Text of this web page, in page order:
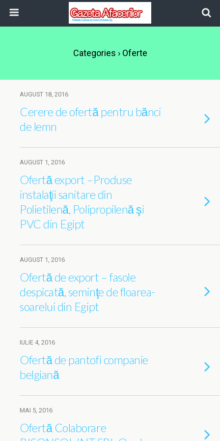
Categories ›Oferte
AUGUST 18, 2016
Cerere de ofertă pentru bănci
de lemn
AUGUST 1, 2016
Ofertă export –Produse
instalaţii sanitare din
Polietilenă, Polipropilenă şi
PVC din Egipt
AUGUST 1, 2016
Ofertă de export – fasole
despicată, seminţe de floarea-
soarelui din Egipt
IULIE 4, 2016
Ofertă de pantofi companie
belgiană
MAI 5, 2016
Ofertă Colaborare